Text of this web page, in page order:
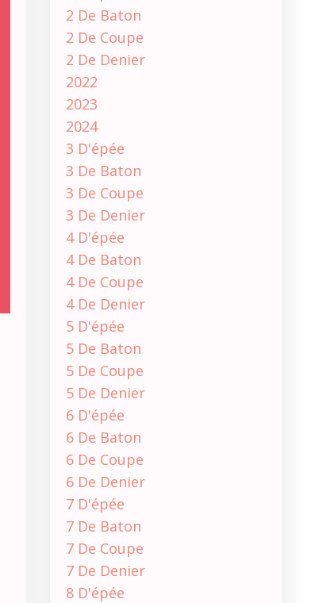
2 De Baton
2 De Coupe
2 De Denier
2022
2023
2024
3 D'épée
3 De Baton
3 De Coupe
3 De Denier
4 D'épée
4 De Baton
4 De Coupe
4 De Denier
5 D'épée
5 De Baton
5 De Coupe
5 De Denier
6 D'épée
6 De Baton
6 De Coupe
6 De Denier
7 D'épée
7 De Baton
7 De Coupe
7 De Denier
8 D'épée